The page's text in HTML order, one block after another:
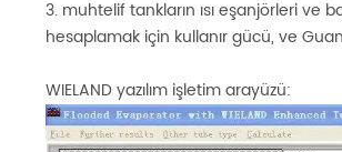
3. muhtelif tankların ısı eşanjörleri ve
hesaplamak için kullanır gücü, ve
WIELAND yazılım işletim arayüzü: